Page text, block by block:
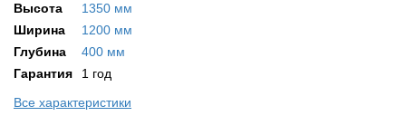
Высота
1350 мм
Ширина
1200 мм
Глубина
400 мм
Гарантия
1 год
Все характеристики